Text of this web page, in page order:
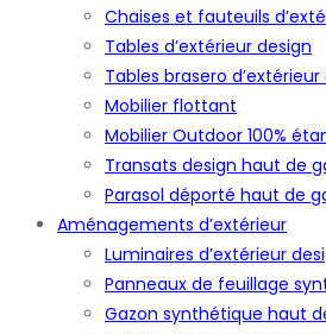
Chaises et fauteuils
Tables d’extérieur design
Tables brasero d’extérieur
Mobilier flottant
Mobilier Outdoor 100%
Transats design haut de
Parasol déporté haut de
Aménagements d’extérieur
Luminaires d’extérieur
Panneaux de feuillage
Gazon synthétique haut